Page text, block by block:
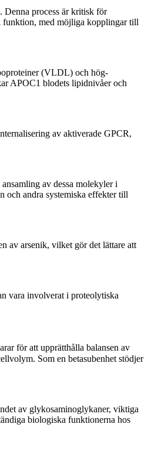
Denna process är kritisk för
funktion, med möjliga kopplingar till
(VLDL) och hög-
APOC1 blodets lipidnivåer och
av aktiverade GPCR,
av dessa molekyler i
och andra systemiska effekter till
av arsenik, vilket gör det lättare att
vara involverat i proteolytiska
för att upprätthålla balansen av
Som en betasubenhet stödjer
av glykosaminoglykaner, viktiga
biologiska funktionerna hos